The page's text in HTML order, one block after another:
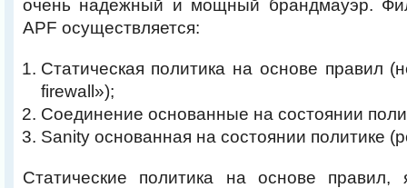
очень надежный и мощный брандмауэр.
APF осуществляется:
Статическая политика на основе правил
firewall»);
Соединение основанные на состоянии
Sanity основанная на состоянии политике
Статические политика на основе правил,